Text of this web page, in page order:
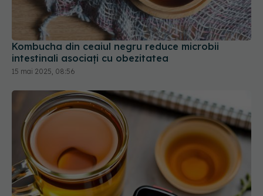
Kombucha din ceaiul negru reduce microbii
intestinali asociați cu obezitatea
15 mai 2025, 08:56